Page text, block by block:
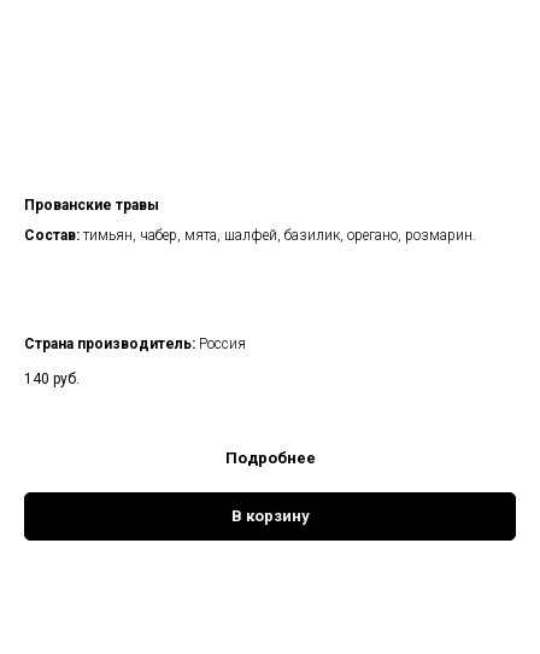
Прованские травы
Состав: тимьян, чабер, мята, шалфей, базилик, орегано, розмарин.
Страна производитель: Россия
140 руб.
Подробнее
В корзину